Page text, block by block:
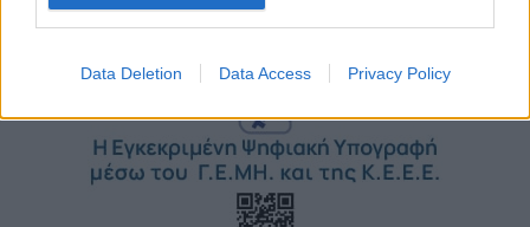
Data Deletion Data Access Privacy Policy